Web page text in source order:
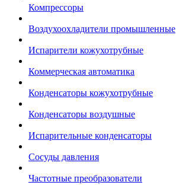
Компрессоры
Воздухоохладители промышленные
Испарители кожухотрубные
Коммерческая автоматика
Конденсаторы кожухотрубные
Конденсаторы воздушные
Испарительные конденсаторы
Сосуды давления
Частотные преобразователи